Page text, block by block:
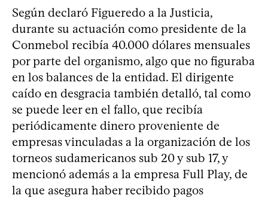
Según declaró Figueredo a la Justicia,
durante su actuación como presidente de la
Conmebol recibía 40.000 dólares mensuales
por parte del organismo, algo que no figuraba
en los balances de la entidad. El dirigente
caído en desgracia también detalló, tal como
se puede leer en el fallo, que recibía
periódicamente dinero proveniente de
empresas vinculadas a la organización de los
torneos sudamericanos sub 20 y sub 17, y
mencionó además a la empresa Full Play, de
la que asegura haber recibido pagos